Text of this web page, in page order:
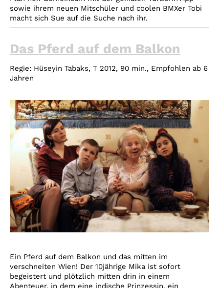
sowie ihrem neuen Mitschüler und coolen BMXer Tobi
macht sich Sue auf die Suche nach ihr.
Das Pferd auf dem Balkon
Regie: Hüseyin Tabaks, T 2012, 90 min., Empfohlen ab 6
Jahren
Ein Pferd auf dem Balkon und das mitten im
verschneiten Wien! Der 10jährige Mika ist sofort
begeistert und plötzlich mitten drin in einem
Abenteuer, in dem eine indische Prinzessin, ein